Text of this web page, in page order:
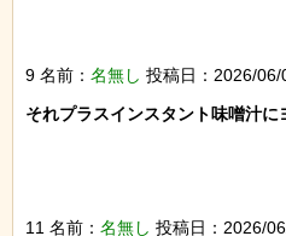
9 名前： 名無し 投稿日：2026/
それプラスインスタント味噌汁に
11 名前： 名無し 投稿日：2026/